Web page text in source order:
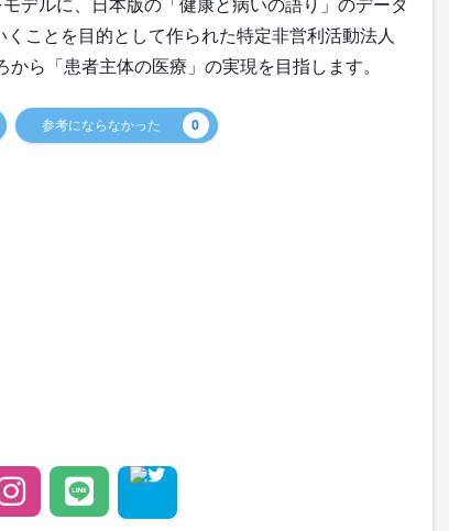
ことを目的として作られた特定非営利活動法人
ら「患者主体の医療」の実現を目指します。
参考にならなかった 0